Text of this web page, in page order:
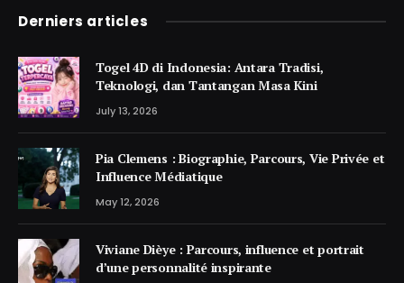
Derniers articles
Togel 4D di Indonesia: Antara Tradisi,
Teknologi, dan Tantangan Masa Kini
July 13, 2026
Pia Clemens : Biographie, Parcours, Vie Privée et
Influence Médiatique
May 12, 2026
Viviane Dièye : Parcours, influence et portrait
d’une personnalité inspirante